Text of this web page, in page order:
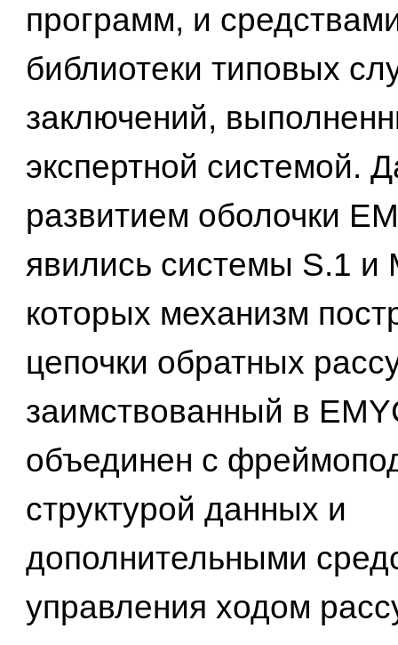
программ, и
библиотеки типовых
заключений,
экспертной системой.
развитием оболочки
явились системы S.1 и
которых механизм
цепочки обратных
заимствованный в
объединен с
структурой данных и
дополнительными
управления ходом